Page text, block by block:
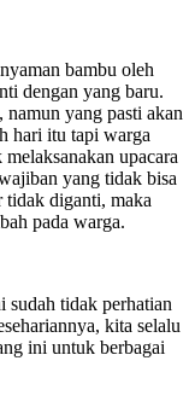
bambu oleh
dengan yang baru.
yang pasti akan
hari itu tapi warga
upacara
yang tidak bisa
tidak diganti, maka
pada warga.
tidak perhatian
kita selalu
ini untuk berbagai